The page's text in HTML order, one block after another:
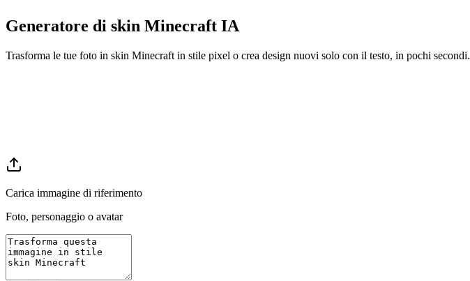
Generatore di skin Minecraft IA
Trasforma le tue foto in skin Minecraft in stile pixel o crea design nuovi solo con il testo, in pochi secondi.
Carica immagine di riferimento
Foto, personaggio o avatar